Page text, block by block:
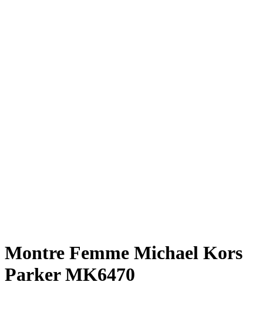
Montre Femme Michael Kors
Parker MK6470